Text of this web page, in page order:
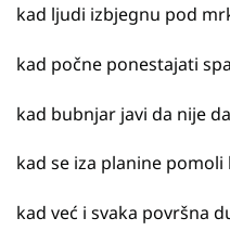
kad ljudi izbjegnu pod
kad počne ponestajati
kad bubnjar javi da nije
kad se iza planine
kad već i svaka površna